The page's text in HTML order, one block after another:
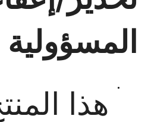
المسؤولية
هذا